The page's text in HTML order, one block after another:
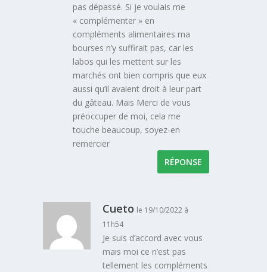
pas dépassé. Si je voulais me
« complémenter » en
compléments alimentaires ma
bourses n’y suffirait pas, car les
labos qui les mettent sur les
marchés ont bien compris que eux
aussi qu’il avaient droit à leur part
du gâteau. Mais Merci de vous
préoccuper de moi, cela me
touche beaucoup, soyez-en
remercier
RÉPONSE
Cueto le 19/10/2022 à
11h54
Je suis d’accord avec vous
mais moi ce n’est pas
tellement les compléments